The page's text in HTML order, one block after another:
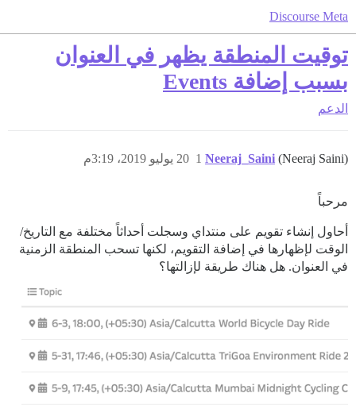
Discourse Meta
توقيت المنطقة يظهر في العنوان
بسبب إضافة Events
الدعم
Neeraj_Saini (Neeraj Saini) 20 يوليو 2019، 3:19م 1
مرحباً
أحاول إنشاء تقويم على منتداي وسجلت أحداثاً مختلفة مع التاريخ/
الوقت لإظهارها في إضافة التقويم، لكنها تسحب المنطقة الزمنية
في العنوان. هل هناك طريقة لإزالتها؟